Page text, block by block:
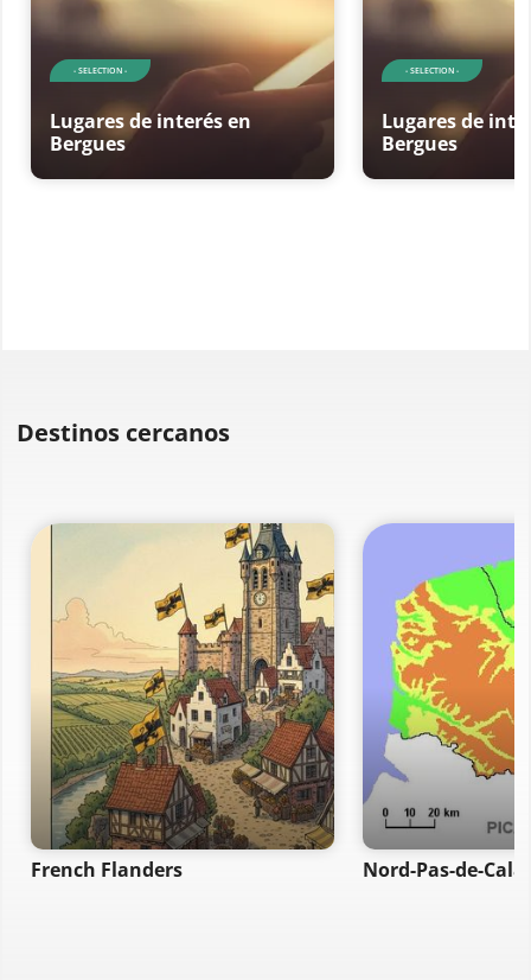
- SELECTION -
Lugares de interés en
Bergues
- SELECTION -
Lugares de
Bergues
Destinos cercanos
French Flanders Nord-Pas-de-